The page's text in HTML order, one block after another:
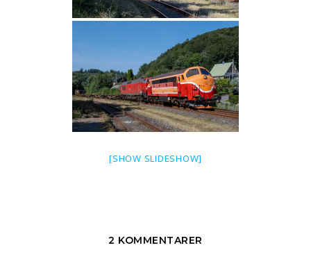
[SHOW SLIDESHOW]
2 KOMMENTARER